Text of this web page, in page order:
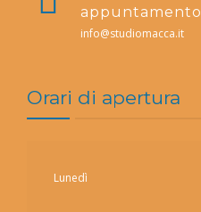
appuntamento
info@studiomacca.it
Orari di apertura
Lunedì